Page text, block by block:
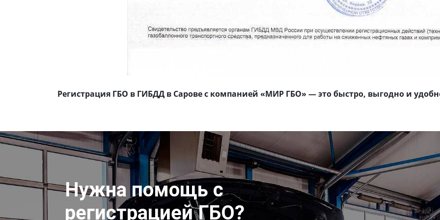
Регистрация ГБО в ГИБДД в Сарове с компанией «МИР ГБО» — это быстро, выгодно и
Нужна помощь с
регистрацией ГБО?